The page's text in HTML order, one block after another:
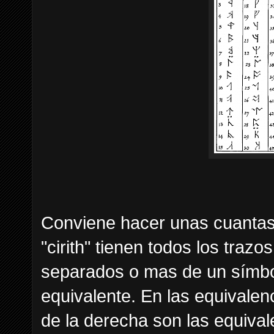
Conviene hacer unas
"cirith" tienen todos los
separados o mas de un
equivalente. En las
de la derecha son las